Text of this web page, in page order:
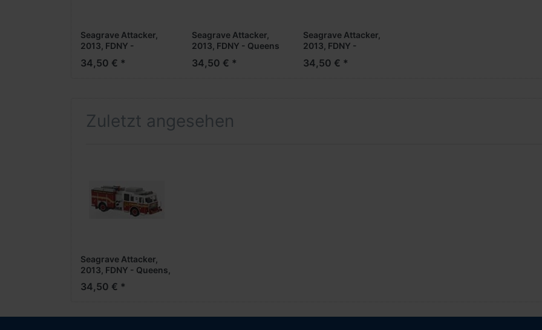
Seagrave Attacker,
2013, FDNY -
Modell***
34,50 € *
Seagrave Attacker,
2013, FDNY - Queens
34,50 € *
Seagrave Attacker,
2013, FDNY -
Modell***
34,50 € *
Zuletzt angesehen
Seagrave Attacker,
2013, FDNY - Queens,
***PCX-Modell***
34,50 € *